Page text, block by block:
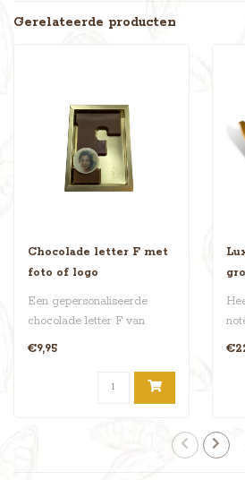
Gerelateerde producten
Chocolade letter F met
foto of logo
Een gepersonaliseerde
chocolade letter F van
Choco World. Perfect voor
€9,95